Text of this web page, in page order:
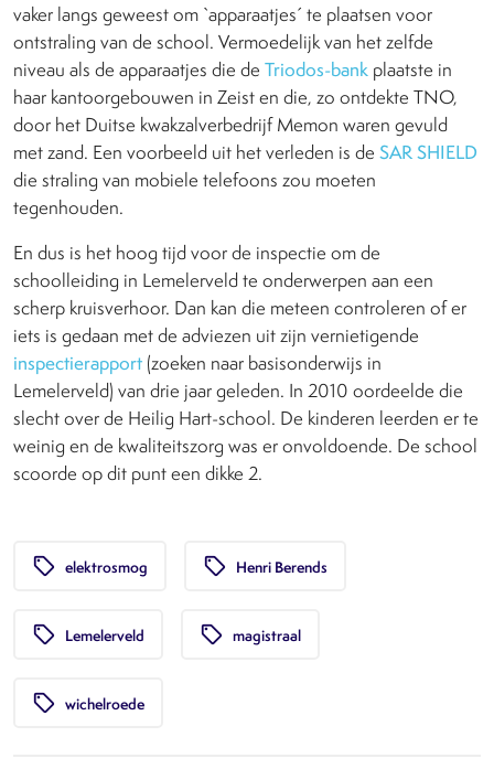
vaker langs geweest om `apparaatjes´ te plaatsen voor
ontstraling van de school. Vermoedelijk van het zelfde
niveau als de apparaatjes die de Triodos-bank plaatste in
haar kantoorgebouwen in Zeist en die, zo ontdekte TNO,
door het Duitse kwakzalverbedrijf Memon waren gevuld
met zand. Een voorbeeld uit het verleden is de SAR SHIELD
die straling van mobiele telefoons zou moeten
tegenhouden.
En dus is het hoog tijd voor de inspectie om de
schoolleiding in Lemelerveld te onderwerpen aan een
scherp kruisverhoor. Dan kan die meteen controleren of er
iets is gedaan met de adviezen uit zijn vernietigende
inspectierapport (zoeken naar basisonderwijs in
Lemelerveld) van drie jaar geleden. In 2010 oordeelde die
slecht over de Heilig Hart-school. De kinderen leerden er te
weinig en de kwaliteitszorg was er onvoldoende. De school
scoorde op dit punt een dikke 2.
local_offer elektrosmog local_offer Henri Berends
local_offer Lemelerveld local_offer magistraal
local_offer wichelroede